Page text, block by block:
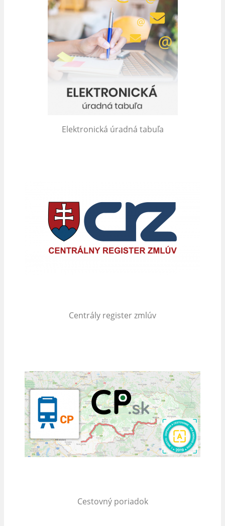
Elektronická úradná tabuľa
Centrály register zmlúv
Cestovný poriadok